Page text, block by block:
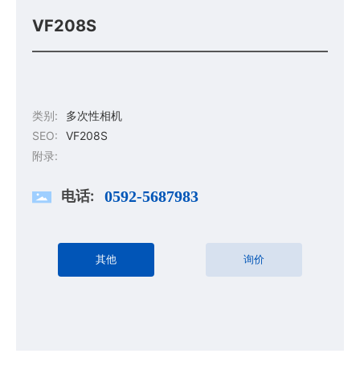
VF208S
类别:
多次性相机
SEO:
VF208S
附录:
电话: 0592-5687983
其他 询价